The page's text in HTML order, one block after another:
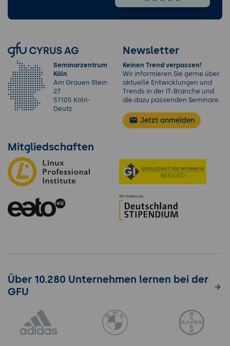
Seminarzentrum
Köln
Am Grauen Stein
27
51105 Köln-
Deutz
Newsletter
Keinen Trend verpassen!
Wir informieren Sie gerne über
aktuelle Entwicklungen und
Trends in der IT-Branche und
die dazu passenden Seminare.
Jetzt anmelden
Mitgliedschaften
Über 10.280 Unternehmen lernen bei der
GFU